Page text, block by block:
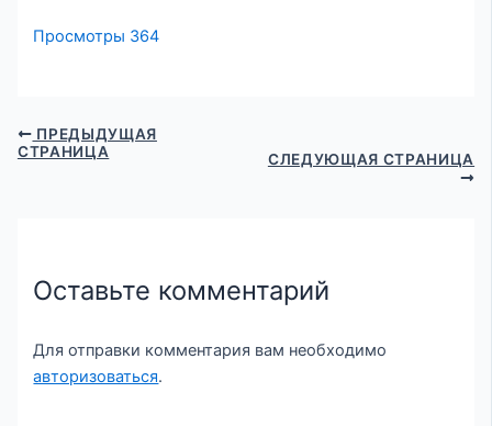
Просмотры 364
ПРЕДЫДУЩАЯ
СТРАНИЦА
СЛЕДУЮЩАЯ СТРАНИЦА
Оставьте комментарий
Для отправки комментария вам необходимо
авторизоваться.